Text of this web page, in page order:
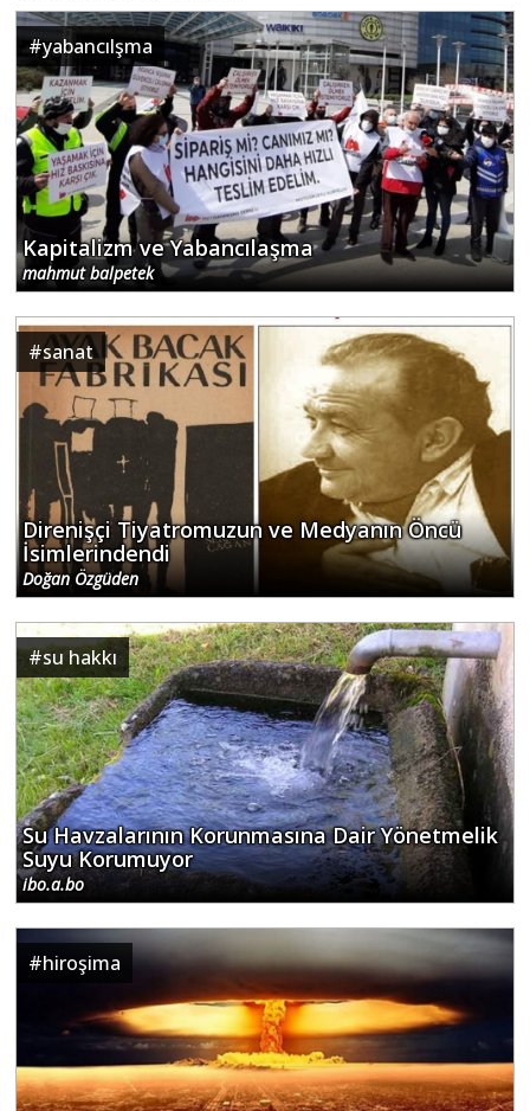
#yabancılşma
Kapitalizm ve Yabancılaşma
mahmut balpetek
#sanat
Direnişçi Tiyatromuzun ve Medyanın Öncü
İsimlerindendi
Doğan Özgüden
#su hakkı
Su Havzalarının Korunmasına Dair Yönetmelik
Suyu Korumuyor
ibo.a.bo
#hiroşima